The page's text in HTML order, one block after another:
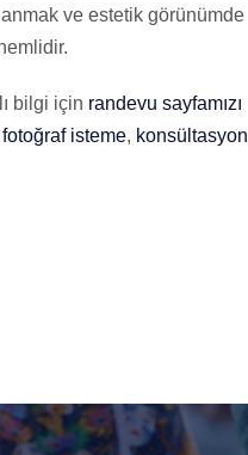
ve estetik görünümde
bilgi için randevu sayfamızı
fotoğraf isteme, konsültasyon